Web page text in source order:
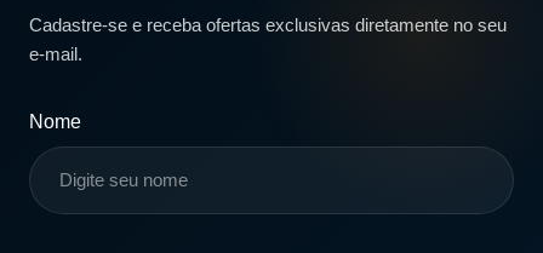
Cadastre-se e receba ofertas exclusivas diretamente no seu
e-mail.
Nome